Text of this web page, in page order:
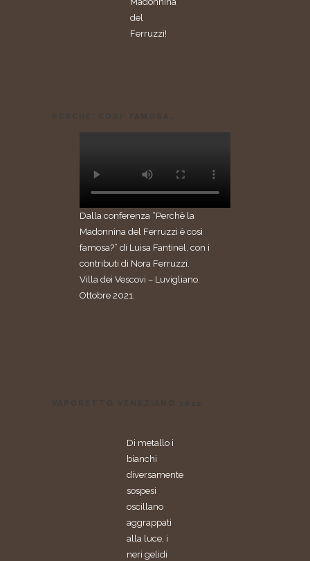
del
Ferruzzi!
Dalla conferenza “Perchè la
Madonnina del Ferruzzi è così
famosa?” di Luisa Fantinel, con i
contributi di Nora Ferruzzi.
Villa dei Vescovi – Luvigliano.
Ottobre 2021.
Di metallo i
bianchi
diversamente
sospesi
oscillano
aggrappati
alla luce, i
neri gelidi